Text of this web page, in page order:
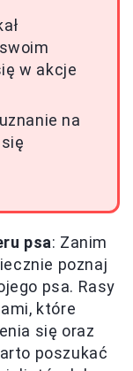
w akcje
na
psa: Zanim
poznaj
psa. Rasy
które
się oraz
poszukać